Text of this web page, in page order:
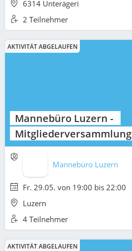
6314 Unterägeri
2 Teilnehmer
AKTIVITÄT ABGELAUFEN
Mannebüro Luzern -
Mitgliederversammlung
2026
Mannebüro Luzern
Fr. 29.05. von 19:00 bis 22:00
Luzern
4 Teilnehmer
AKTIVITÄT ABGELAUFEN